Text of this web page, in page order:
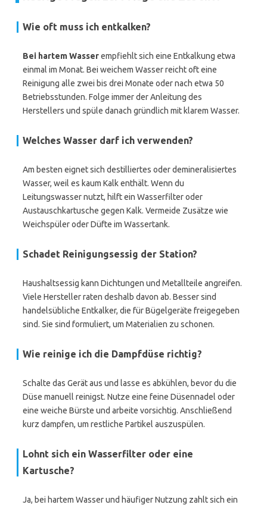
Wie oft muss ich entkalken?
Bei hartem Wasserempfiehlt sich eine Entkalkung etwa
einmal im Monat. Bei weichem Wasser reicht oft eine
Reinigung alle zwei bis drei Monate oder nach etwa 50
Betriebsstunden. Folge immer der Anleitung des
Herstellers und spüle danach gründlich mit klarem Wasser.
Welches Wasser darf ich verwenden?
Am besten eignet sich destilliertes oder demineralisiertes
Wasser, weil es kaum Kalk enthält. Wenn du
Leitungswasser nutzt, hilft ein Wasserfilter oder
Austauschkartusche gegen Kalk. Vermeide Zusätze wie
Weichspüler oder Düfte im Wassertank.
Schadet Reinigungsessig der Station?
Haushaltsessig kann Dichtungen und Metallteile angreifen.
Viele Hersteller raten deshalb davon ab. Besser sind
handelsübliche Entkalker, die für Bügelgeräte freigegeben
sind. Sie sind formuliert, um Materialien zu schonen.
Wie reinige ich die Dampfdüse richtig?
Schalte das Gerät aus und lasse es abkühlen, bevor du die
Düse manuell reinigst. Nutze eine feine Düsennadel oder
eine weiche Bürste und arbeite vorsichtig. Anschließend
kurz dampfen, um restliche Partikel auszuspülen.
Lohnt sich ein Wasserfilter oder eine
Kartusche?
Ja, bei hartem Wasser und häufiger Nutzung zahlt sich ein